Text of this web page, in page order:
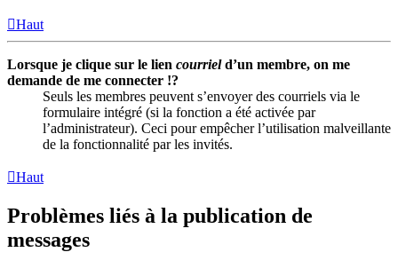
Haut
Lorsque je clique sur le lien courrield’un membre, on me
demande de me connecter !?
Seuls les membres peuvent s’envoyer des courriels via le
formulaire intégré (si la fonction a été activée par
l’administrateur). Ceci pour empêcher l’utilisation malveillante
de la fonctionnalité par les invités.
Haut
Problèmes liés à la publication de
messages